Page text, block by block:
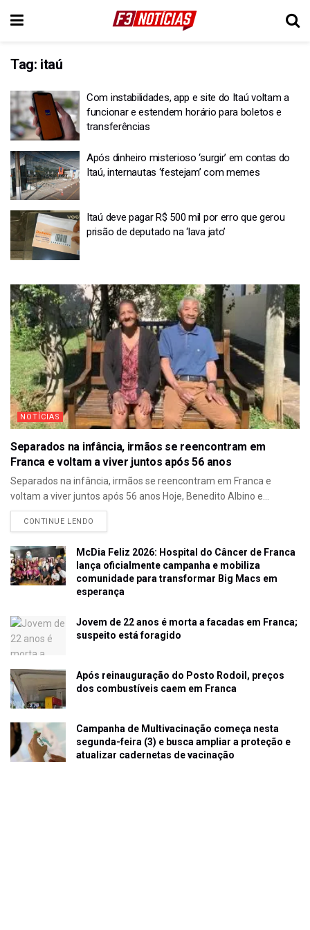
Tag: itaú
Com instabilidades, app e site do Itaú voltam a
funcionar e estendem horário para boletos e
transferências
Após dinheiro misterioso ‘surgir’ em contas do
Itaú, internautas ‘festejam’ com memes
Itaú deve pagar R$ 500 mil por erro que gerou
prisão de deputado na ‘lava jato’
NOTÍCIAS
Separados na infância, irmãos se reencontram em
Franca e voltam a viver juntos após 56 anos
Separados na infância, irmãos se reencontram em Franca e
voltam a viver juntos após 56 anos Hoje, Benedito Albino e...
CONTINUE LENDO
McDia Feliz 2026: Hospital do Câncer de Franca
lança oficialmente campanha e mobiliza
comunidade para transformar Big Macs em
esperança
Jovem de 22 anos é morta a facadas em Franca;
suspeito está foragido
Após reinauguração do Posto Rodoil, preços
dos combustíveis caem em Franca
Campanha de Multivacinação começa nesta
segunda-feira (3) e busca ampliar a proteção e
atualizar cadernetas de vacinação